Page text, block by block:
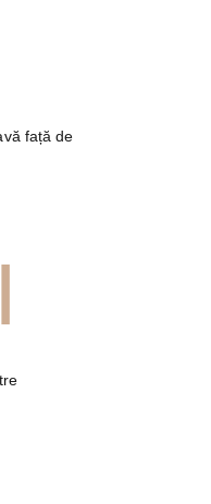
față de